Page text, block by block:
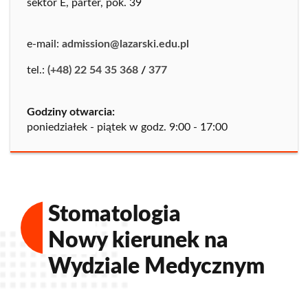
sektor E, parter, pok. 39
e-mail: admission@lazarski.edu.pl
tel.: (+48) 22 54 35 368 / 377
Godziny otwarcia:
poniedziałek - piątek w godz. 9:00 - 17:00
Stomatologia
Nowy kierunek na
Wydziale Medycznym